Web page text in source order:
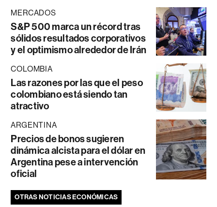
MERCADOS
S&P 500 marca un récord tras
sólidos resultados corporativos
y el optimismo alrededor de Irán
COLOMBIA
Las razones por las que el peso
colombiano está siendo tan
atractivo
ARGENTINA
Precios de bonos sugieren
dinámica alcista para el dólar en
Argentina pese a intervención
oficial
OTRAS NOTICIAS ECONÓMICAS